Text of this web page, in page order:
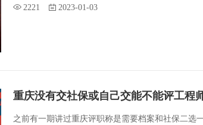
2221 2023-01-03
重庆没有交社保或自己交能不能评工程
之前有一期讲过重庆评职称是需要档案和社保二选